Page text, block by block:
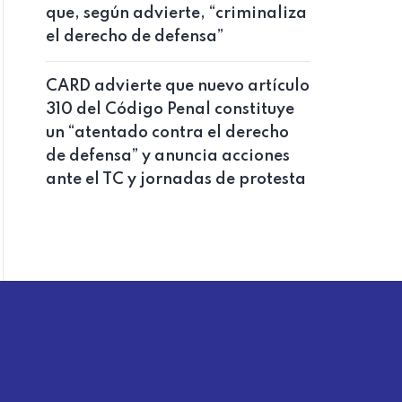
que, según advierte, “criminaliza
el derecho de defensa”
CARD advierte que nuevo artículo
310 del Código Penal constituye
un “atentado contra el derecho
de defensa” y anuncia acciones
ante el TC y jornadas de protesta